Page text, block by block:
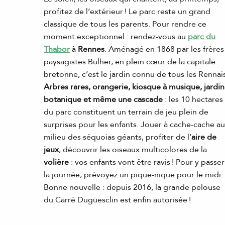
profitez de l’extérieur ! Le parc reste un grand
classique de tous les parents. Pour rendre ce
moment exceptionnel : rendez-vous au parc du
Thaborà Rennes. Aménagé en 1868 par les frères
paysagistes Bülher, en plein cœur de la capitale
bretonne, c’est le jardin connu de tous les
Arbres rares, orangerie, kiosque à musique, jardin
botanique et même une cascade : les 10 hectares
du parc constituent un terrain de jeu plein de
surprises pour les enfants. Jouer à cache-cache au
milieu des séquoias géants, profiter de l’aire de
jeux, découvrir les oiseaux multicolores de la
volière : vos enfants vont être ravis ! Pour y passer
la journée, prévoyez un pique-nique pour le midi.
Bonne nouvelle : depuis 2016, la grande pelouse
du Carré Duguesclin est enfin autorisée !